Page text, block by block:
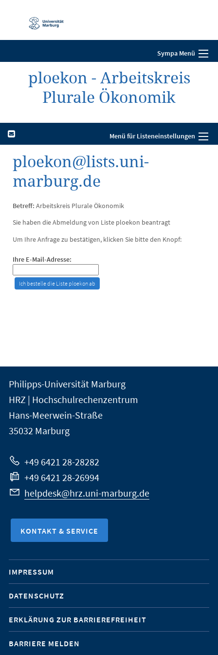
Navigation
Sympa Menü
ploekon - Arbeitskreis
Plurale Ökonomik
Menü für Listeneinstellungen
ploekon@lists.uni-
marburg.de
Betreff: Arbeitskreis Plurale Ökonomik
Sie haben die Abmeldung von Liste ploekon beantragt
Um Ihre Anfrage zu bestätigen, klicken Sie bitte den Knopf:
Ihre E-Mail-Adresse:
Kontakt
und
Informationen
zur
Website
der
Universität
Marburg
Philipps-Universität Marburg
HRZ | Hochschulrechenzentrum
Hans-Meerwein-Straße
35032 Marburg
+49 6421 28-28282
+49 6421 28-26994
helpdesk@hrz.uni-marburg.de
KONTAKT & SERVICE
Mobile-
Service-
Navigation
IMPRESSUM
DATENSCHUTZ
ERKLÄRUNG ZUR BARRIEREFREIHEIT
BARRIERE MELDEN